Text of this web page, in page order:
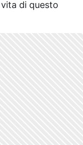
di questo